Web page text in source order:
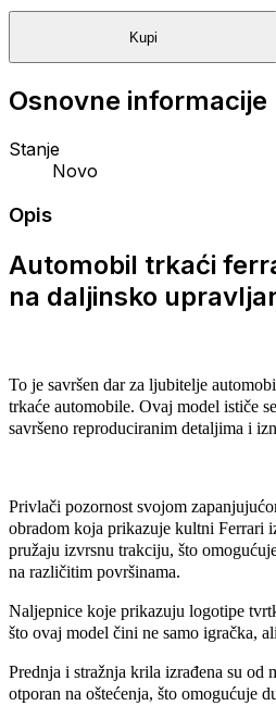
Kupi
Osnovne informacije
Stanje
Novo
Opis
Automobil trkaći
na daljinsko
To je savršen dar za ljubitelje
trkaće automobile. Ovaj model ističe
savršeno reproduciranim detaljima i
Privlači pozornost svojom
obradom koja prikazuje kultni Ferrari
pružaju izvrsnu trakciju, što
na različitim površinama.
Naljepnice koje prikazuju logotipe
što ovaj model čini ne samo igračka,
Prednja i stražnja krila izrađena su od
otporan na oštećenja, što omogućuje